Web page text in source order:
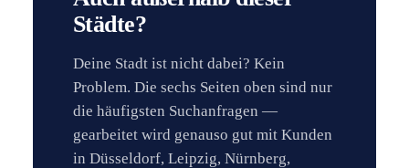
Städte?
Deine Stadt ist nicht dabei? Kein
Problem. Die sechs Seiten oben sind nur
die häufigsten Suchanfragen —
gearbeitet wird genauso gut mit Kunden
in Düsseldorf, Leipzig, Nürnberg,